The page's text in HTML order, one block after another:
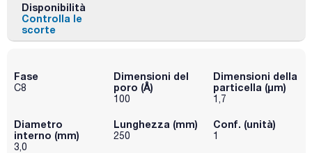
Disponibilità
Controlla le
scorte
Fase
C8
Dimensioni del
poro (Å)
100
Dimensioni della
particella (μm)
1,7
Diametro
interno (mm)
3,0
Lunghezza (mm)
250
Conf. (unità)
1